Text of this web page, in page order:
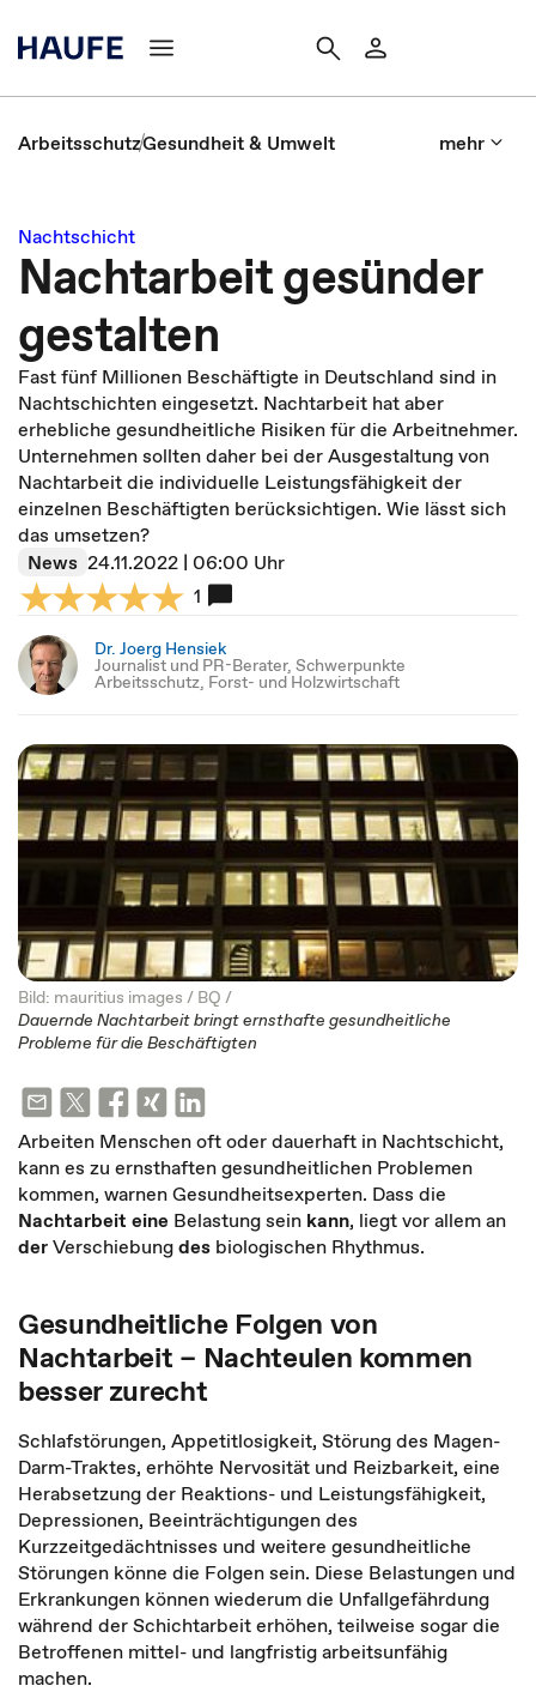
ArbeitsschutzGesundheit & Umwelt mehr
Nachtschicht
Nachtarbeit gesünder
gestalten
Fast fünf Millionen Beschäftigte in Deutschland sind in
Nachtschichten eingesetzt. Nachtarbeit hat aber
erhebliche gesundheitliche Risiken für die Arbeitnehmer.
Unternehmen sollten daher bei der Ausgestaltung von
Nachtarbeit die individuelle Leistungsfähigkeit der
einzelnen Beschäftigten berücksichtigen. Wie lässt sich
das umsetzen?
News 24.11.2022 | 06:00 Uhr
1
Dr. Joerg Hensiek
Journalist und PR-Berater, Schwerpunkte
Arbeitsschutz, Forst- und Holzwirtschaft
Bild: mauritius images / BQ /
Dauernde Nachtarbeit bringt ernsthafte gesundheitliche
Probleme für die Beschäftigten
Arbeiten Menschen oft oder dauerhaft in Nachtschicht,
kann es zu ernsthaften gesundheitlichen Problemen
kommen, warnen Gesundheitsexperten. Dass die
Nachtarbeit eine Belastung sein kann, liegt vor allem an
derVerschiebungdes biologischen Rhythmus.
Gesundheitliche Folgen von
Nachtarbeit – Nachteulen kommen
besser zurecht
Schlafstörungen, Appetitlosigkeit, Störung des Magen-
Darm-Traktes, erhöhte Nervosität und Reizbarkeit, eine
Herabsetzung der Reaktions- und Leistungsfähigkeit,
Depressionen, Beeinträchtigungen des
Kurzzeitgedächtnisses und weitere gesundheitliche
Störungen könne die Folgen sein. Diese Belastungen und
Erkrankungen können wiederum die Unfallgefährdung
während der Schichtarbeit erhöhen, teilweise sogar die
Betroffenen mittel- und langfristig arbeitsunfähig
machen.